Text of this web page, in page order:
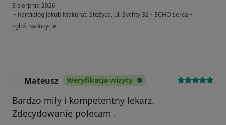
3 sierpnia 2026
• Kardiolog Jakub Makurat, Stężyca, ul. Sychty 32 • ECHO serca •
w opinii użytkownika WIRTOM
zgłoś nadużycie
Mateusz Weryfikacja wizyty
Bardzo miły i kompetentny lekarz.
Zdecydowanie polecam .